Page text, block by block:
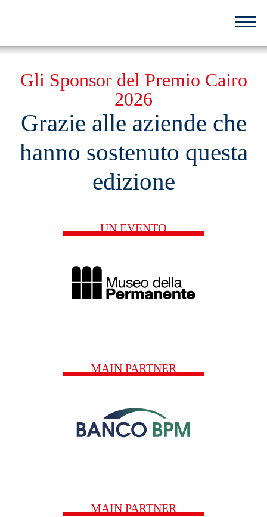
principale
Gli Sponsor del Premio Cairo
2026
Grazie alle aziende che
hanno sostenuto questa
edizione
UN EVENTO
MAIN PARTNER
MAIN PARTNER